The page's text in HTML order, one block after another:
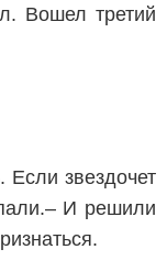
Вошел третий
Если звездочет
И решили